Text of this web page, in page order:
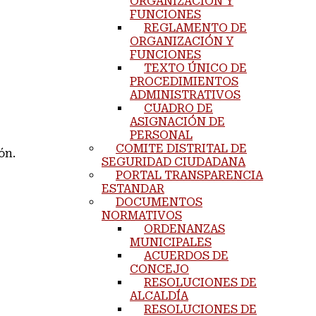
FUNCIONES
REGLAMENTO DE
ORGANIZACIÓN Y
FUNCIONES
TEXTO ÚNICO DE
PROCEDIMIENTOS
ADMINISTRATIVOS
CUADRO DE
ASIGNACIÓN DE
PERSONAL
COMITE DISTRITAL DE
SEGURIDAD CIUDADANA
PORTAL TRANSPARENCIA
ESTANDAR
DOCUMENTOS
NORMATIVOS
ORDENANZAS
MUNICIPALES
ACUERDOS DE
CONCEJO
RESOLUCIONES DE
ALCALDÍA
RESOLUCIONES DE